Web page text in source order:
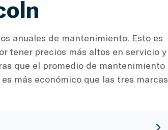
anuales de mantenimiento. Esto es
tener precios más altos en servicio y
que el promedio de mantenimiento
más económico que las tres marcas